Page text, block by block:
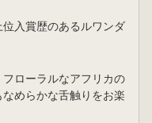
入賞歴のあるルワンダ
ローラルなアフリカの
めらかな舌触りをお楽